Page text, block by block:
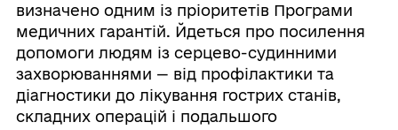
визначено одним із пріоритетів Програми
медичних гарантій. Йдеться про посилення
допомоги людям із серцево-судинними
захворюваннями — від профілактики та
діагностики до лікування гострих станів,
складних операцій і подальшого